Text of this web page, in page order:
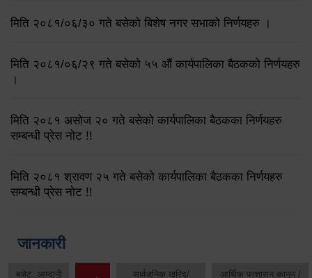
मिति २०८१/०६/३० गते बसेको बिशेष नगर सभाको निर्णयहरु ।
मिति २०८१/०६/२९ गते बसेको ५५ औं कार्यपालिका बैठकको निर्णयहरु
।
मिति २०८१ असोज २० गते बसेको कार्यपालिका बैठकका निर्णयहरु
सम्बन्धी प्रेस नोट !!
मिति २०८१ श्रावण २५ गते बसेको कार्यपालिका बैठकका निर्णयहरु
सम्बन्धी प्रेस नोट !!
जानकारी
बजेट, आम्दानी सार्वजनिक खरिद/ आर्थिक प्रशासन कानुन /